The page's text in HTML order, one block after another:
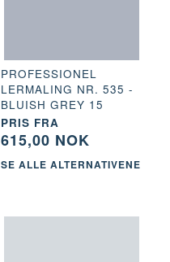
PROFESSIONEL
LERMALING NR. 535 -
BLUISH GREY 15
PRIS FRA
615,00 NOK
SE ALLE ALTERNATIVENE